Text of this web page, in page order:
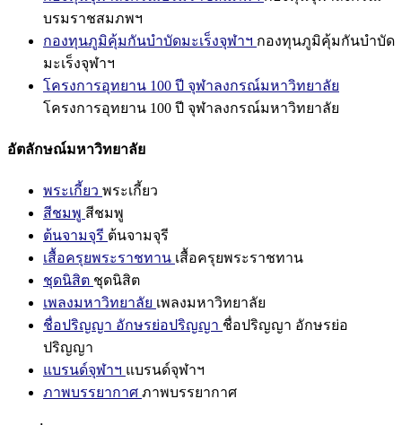
บรมราชสมภพฯ
กองทุนภูมิคุ้มกันบำบัดมะเร็งจุฬาฯ กองทุนภูมิคุ้มกันบำบัด
มะเร็งจุฬาฯ
โครงการอุทยาน 100 ปี จุฬาลงกรณ์มหาวิทยาลัย
โครงการอุทยาน 100 ปี จุฬาลงกรณ์มหาวิทยาลัย
อัตลักษณ์มหาวิทยาลัย
พระเกี้ยว พระเกี้ยว
สีชมพู สีชมพู
ต้นจามจุรี ต้นจามจุรี
เสื้อครุยพระราชทาน เสื้อครุยพระราชทาน
ชุดนิสิต ชุดนิสิต
เพลงมหาวิทยาลัย เพลงมหาวิทยาลัย
ชื่อปริญญา อักษรย่อปริญญา ชื่อปริญญา อักษรย่อ
ปริญญา
แบรนด์จุฬาฯ แบรนด์จุฬาฯ
ภาพบรรยากาศ ภาพบรรยากาศ